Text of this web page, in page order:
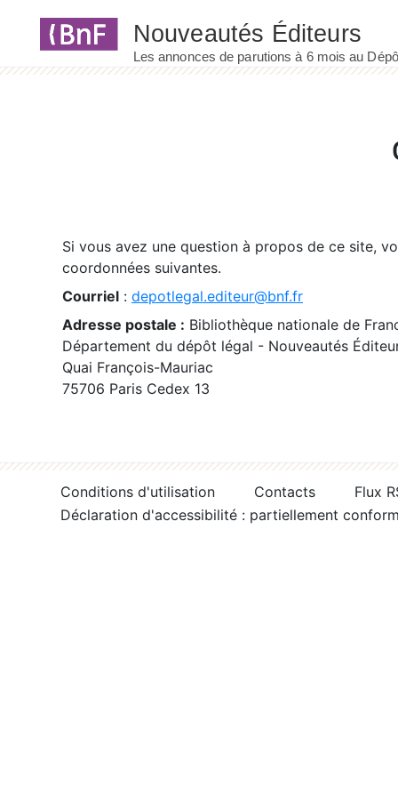
Si vous avez une question à propos de ce site,
coordonnées suivantes.
Courriel : depotlegal.editeur@bnf.fr
Adresse postale : Bibliothèque nationale de
Département du dépôt légal - Nouveautés
Quai François-Mauriac
75706 Paris Cedex 13
Conditions d'utilisation Contacts
Flux
Déclaration d'accessibilité : partiellement